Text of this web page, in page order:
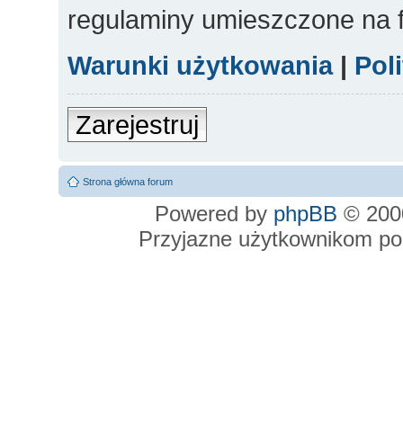
regulaminy umieszczone na
Warunki użytkowania|
Zarejestruj
Strona główna forum
Powered by phpBB ©
Przyjazne użytkownikom